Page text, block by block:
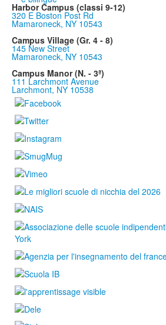
Harbor Campus (classi 9-12)
320 E Boston Post Rd
Mamaroneck, NY 10543
Campus Village (Gr. 4 - 8)
145 New Street
Mamaroneck, NY 10543
Campus Manor (N. - 3ª)
111 Larchmont Avenue
Larchmont, NY 10538